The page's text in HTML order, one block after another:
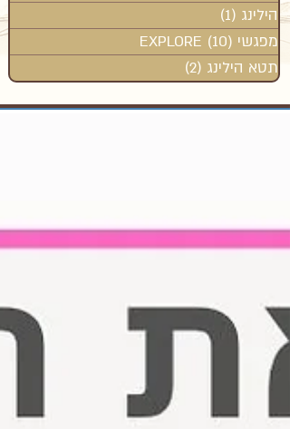
הילינג (1)
מפגשי EXPLORE (10)
תטא הילינג (2)